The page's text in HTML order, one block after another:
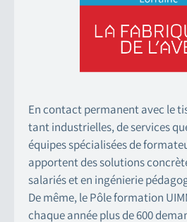
En contact permanent avec le
tant industrielles, de services
équipes spécialisées de
apportent des solutions
salariés et en ingénierie
De même, le Pôle formation
chaque année plus de 600